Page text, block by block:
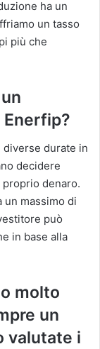
ha un
un tasso
più che
durate in
decidere
denaro.
un massimo di
può
in base alla
molto
un
valutate i